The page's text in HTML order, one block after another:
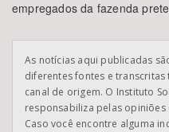
empregados da fazenda
As notícias aqui publicadas
diferentes fontes e
canal de origem. O Instituto
responsabiliza pelas
Caso você encontre alguma